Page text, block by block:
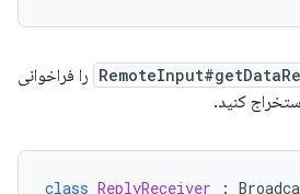
را فراخوانی
کنید.
class ReplyReceiver :